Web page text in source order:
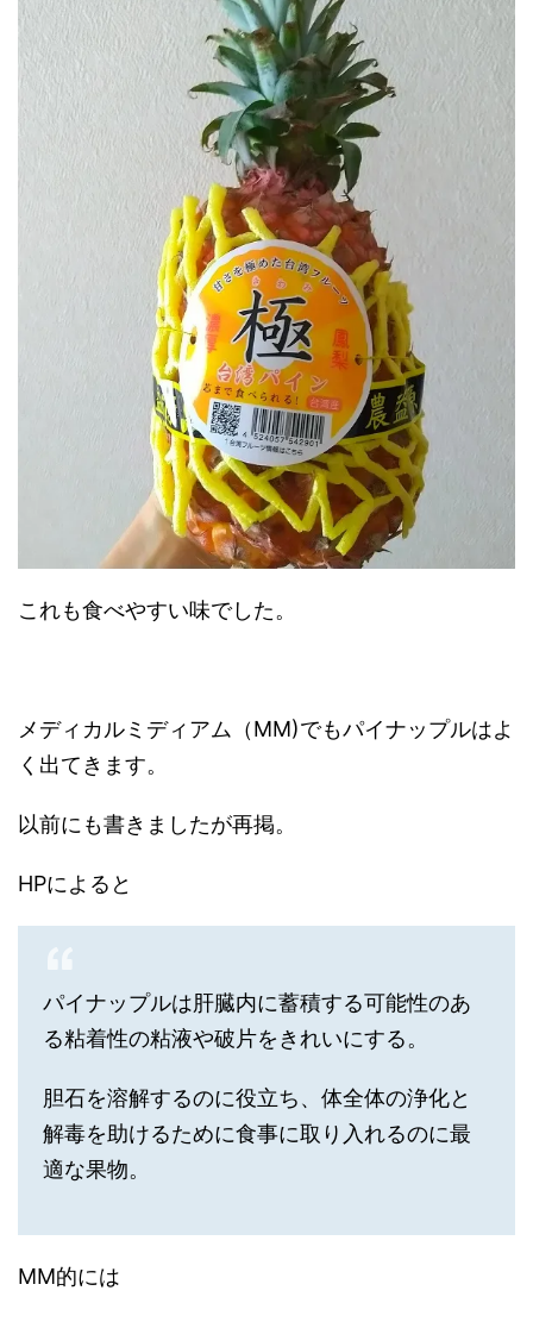
これも食べやすい味でした。
メディカルミディアム（MM)でもパイナップルはよ
く出てきます。
以前にも書きましたが再掲。
HPによると
パイナップルは肝臓内に蓄積する可能性のあ
る粘着性の粘液や破片をきれいにする。
胆石を溶解するのに役立ち、体全体の浄化と
解毒を助けるために食事に取り入れるのに最
適な果物。
MM的には